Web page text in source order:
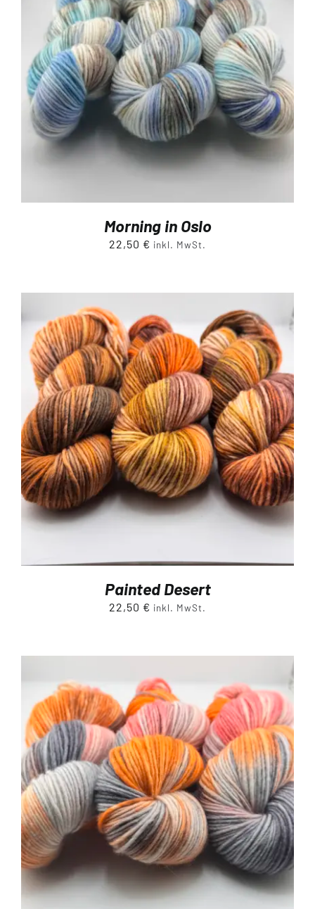
Morning in Oslo
22,50 € inkl. MwSt.
Painted Desert
22,50 € inkl. MwSt.